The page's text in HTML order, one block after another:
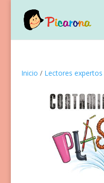
Inicio / Lectores expertos